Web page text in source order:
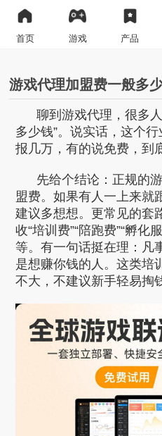
首页 游戏 产品
游戏代理加盟费一般多
聊到游戏代理，很多
多少钱”。说实话，这个
报几万，有的说免费，到
先给个结论：正规的
盟费。如果有人一上来就
建议多想想。更常见的套
收“培训费”“陪跑费”“孵
等。有一句话挺在理：凡
是想赚你钱的人。这类培
不大，不建议新手轻易掏